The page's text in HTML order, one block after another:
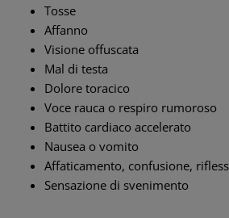
Tosse
Affanno
Visione offuscata
Mal di testa
Dolore toracico
Voce rauca o respiro rumoroso
Battito cardiaco accelerato
Nausea o vomito
Affaticamento, confusione,
Sensazione di svenimento